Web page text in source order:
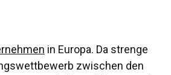
in Europa. Da strenge
zwischen den